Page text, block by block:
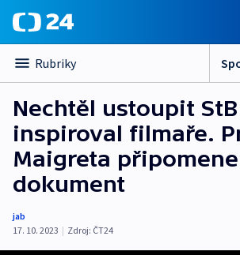
Rubriky
Nechtěl ustoupit
inspiroval filmaře.
Maigreta připomene
dokument
jab
17. 10. 2023 | Zdroj: ČT24